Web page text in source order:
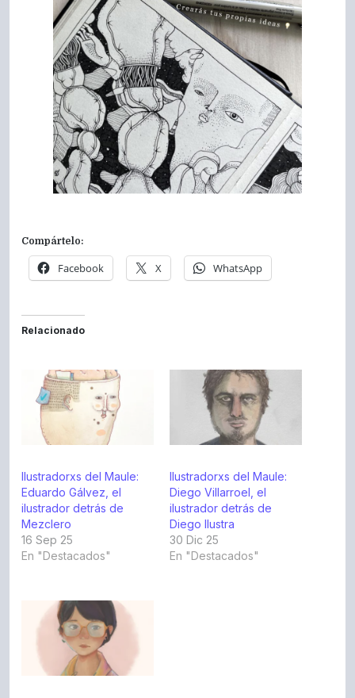
Compártelo:
Facebook X WhatsApp
Relacionado
Ilustradorxs del Maule:
Eduardo Gálvez, el
ilustrador detrás de
Mezclero
16 Sep 25
En "Destacados"
Ilustradorxs del Maule:
Diego Villarroel, el
ilustrador detrás de
Diego Ilustra
30 Dic 25
En "Destacados"